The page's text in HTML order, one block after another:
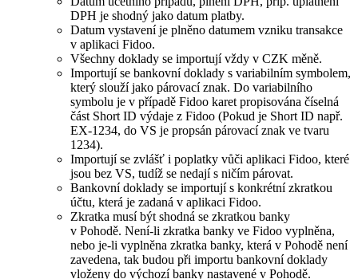
DPH je shodný jako datum platby.
Datum vystavení je plněno datumem vzniku transakce
v aplikaci Fidoo.
Všechny doklady se importují vždy v CZK měně.
Importují se bankovní doklady s variabilním symbolem,
který slouží jako párovací znak. Do variabilního
symbolu je v případě Fidoo karet propisována číselná
část Short ID výdaje z Fidoo (Pokud je Short ID např.
EX-1234, do VS je propsán párovací znak ve tvaru
1234).
Importují se zvlášť i poplatky vůči aplikaci Fidoo, které
jsou bez VS, tudíž se nedají s ničím párovat.
Bankovní doklady se importují s konkrétní zkratkou
účtu, která je zadaná v aplikaci Fidoo.
Zkratka musí být shodná se zkratkou banky
v Pohodě. Není-li zkratka banky ve Fidoo vyplněna,
nebo je-li vyplněna zkratka banky, která v Pohodě není
zavedena, tak budou při importu bankovní doklady
vloženy do výchozí banky nastavené v Pohodě.